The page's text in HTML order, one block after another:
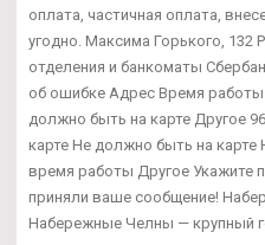
оплата, частичная оплата,
угодно. Максима Горького, 132
отделения и банкоматы
об ошибке Адрес Время
должно быть на карте Другое
карте Не должно быть на
время работы Другое Укажите
приняли ваше сообщение!
Набережные Челны — крупный